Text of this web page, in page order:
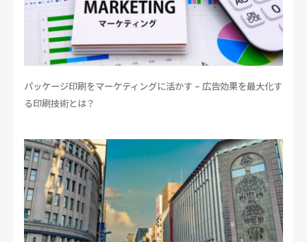
パッケージ印刷をマーケティングに活かす – 広告効果を最大化す
る印刷技術とは？